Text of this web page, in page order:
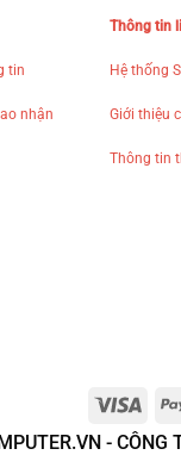
tin
nhận
Thông tin
Hệ thống
Giới thiệu
Thông tin
- CÔNG